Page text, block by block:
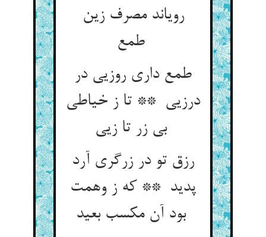
رویاند مصرف زین
طمع
طمع داری روزیی در
درزیی ** تا ز خیاطی
بی زر تا زیی
رزق تو در زرگری آرد
پدید ** که ز وهمت
بود آن مکسب بعید